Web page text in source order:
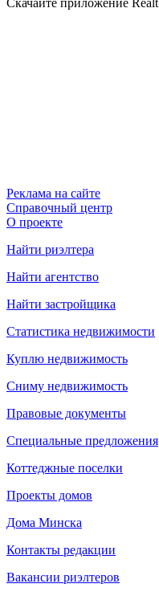
Реклама на сайте
Справочный центр
О проекте
Найти риэлтера
Найти агентство
Найти застройщика
Статистика недвижимости
Куплю недвижимость
Сниму недвижимость
Правовые документы
Специальные предложения
Коттеджные поселки
Проекты домов
Дома Минска
Контакты редакции
Вакансии риэлтеров